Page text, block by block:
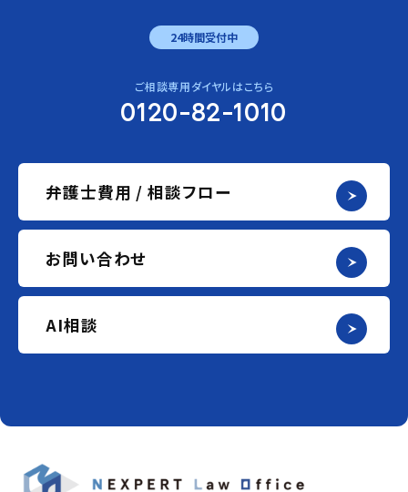
24時間受付中
ご相談専用ダイヤルはこちら
0120-82-1010
弁護士費用 / 相談フロー
お問い合わせ
AI相談